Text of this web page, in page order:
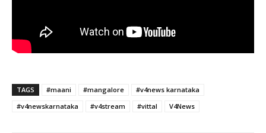
TAGS #maani #mangalore
#v4news karnataka
#v4newskarnataka
#v4stream #vittal V4News